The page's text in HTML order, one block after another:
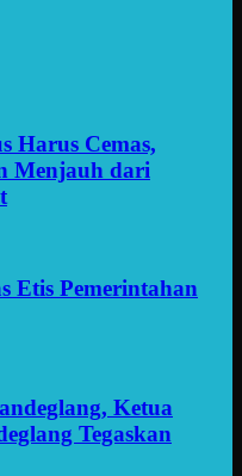
Harus Cemas,
Menjauh dari
Etis Pemerintahan
Ketua
Tegaskan